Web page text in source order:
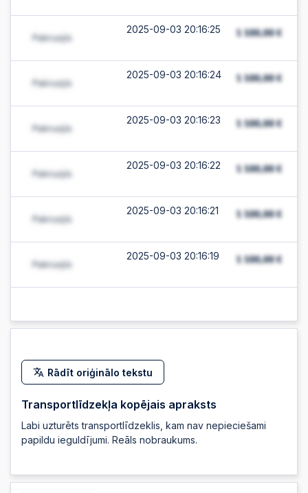
2025-09-03 20:16:25
2025-09-03 20:16:24
2025-09-03 20:16:23
2025-09-03 20:16:22
2025-09-03 20:16:21
2025-09-03 20:16:19
2025-09-03 20:15:49
2025-09-03
Rādīt oriģinālo tekstu
Transportlīdzekļa kopējais apraksts
Labi uzturēts transportlīdzeklis, kam nav nepieciešami
papildu ieguldījumi. Reāls nobraukums.